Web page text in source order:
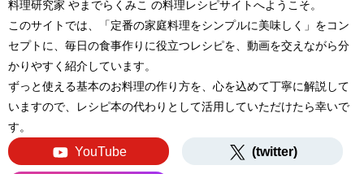
料理研究家 やまでらくみこ の料理レシピサイトへようこそ。
このサイトでは、「定番の家庭料理をシンプルに美味しく」をコン
セプトに、毎日の食事作りに役立つレシピを、動画を交えながら分
かりやすく紹介しています。
ずっと使える基本のお料理の作り方を、心を込めて丁寧に解説して
いますので、レシピ本の代わりとして活用していただけたら幸いで
す。
YouTube (twitter)